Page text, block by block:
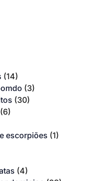
(14)
(3)
(30)
(6)
escorpiões (1)
(4)